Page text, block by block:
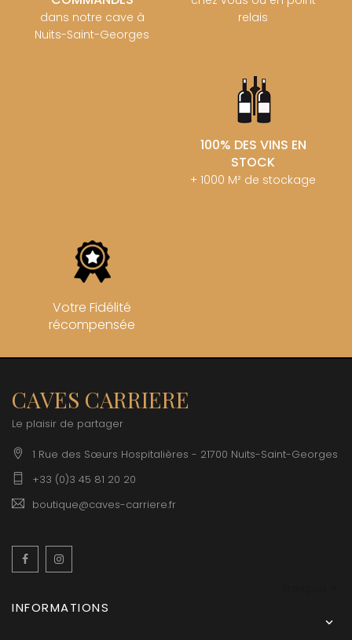
dans notre cave à
Nuits-Saint-Georges
relais
100% DES VINS EN
STOCK
+ 1000 M² de stockage
Votre Fidélité
récompensée
CAVES CARRIERE
Le plaisir de partager
1 Rue des Sœurs Hospitalières - 21700 Nuits-Saint-Georges
+33 (0)3 45 81 20 20
boutique@caves-carriere.fr
Facebook
INFORMATIONS
